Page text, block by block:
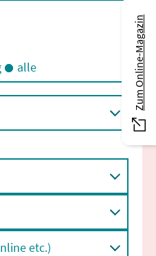
Veranstaltungen
alle
etc.)
Zum Online-Magazin